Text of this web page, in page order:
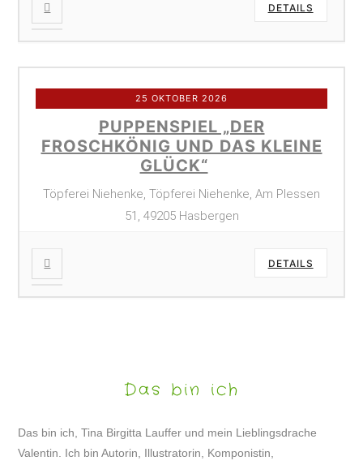
DETAILS
25 OKTOBER 2026
PUPPENSPIEL „DER
FROSCHKÖNIG UND DAS KLEINE
GLÜCK“
Töpferei Niehenke, Töpferei Niehenke, Am Plessen
51, 49205 Hasbergen
DETAILS
Das bin ich
Das bin ich, Tina Birgitta Lauffer und mein Lieblingsdrache
Valentin. Ich bin Autorin, Illustratorin, Komponistin,